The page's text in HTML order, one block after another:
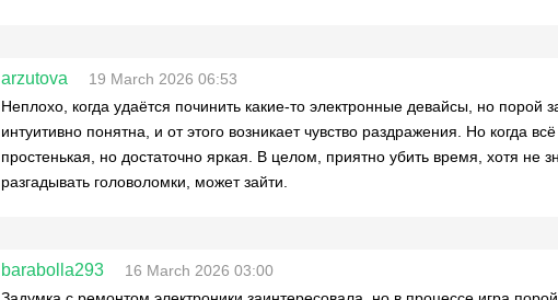
arzutova
19 March 2026 06:53
Неплохо, когда удаётся починить какие-то электронные девайсы, но
интуитивно понятна, и от этого возникает чувство раздражения. Но когда
простенькая, но достаточно яркая. В целом, приятно убить время, хотя
разгадывать головоломки, может зайти.
barabolla293
16 March 2026 03:00